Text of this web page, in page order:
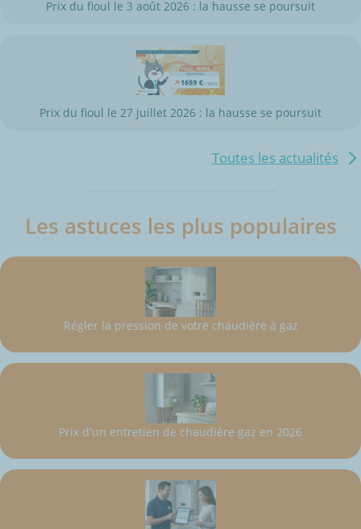
Prix du fioul le 3 août 2026 : la hausse se poursuit
Prix du fioul le 27 juillet 2026 : la hausse se poursuit
Toutes les actualités
Les astuces les plus populaires
Régler la pression de votre chaudière à gaz
Prix d'un entretien de chaudière gaz en 2026